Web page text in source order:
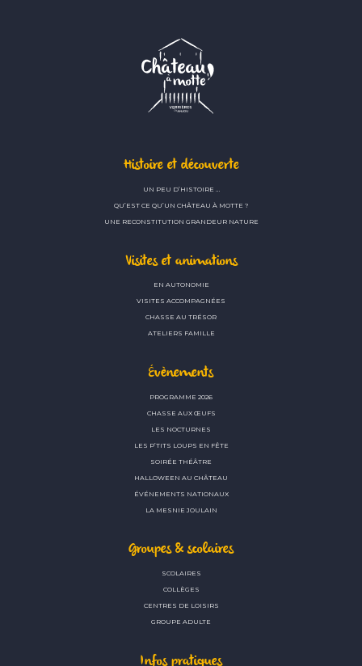
Histoire et découverte
UN PEU D’HISTOIRE …
QU’EST CE QU’UN CHÂTEAU À MOTTE ?
UNE RECONSTITUTION GRANDEUR NATURE
Visites et animations
EN AUTONOMIE
VISITES ACCOMPAGNÉES
CHASSE AU TRÉSOR
ATELIERS FAMILLE
Évènements
PROGRAMME 2026
CHASSE AUX ŒUFS
LES NOCTURNES
LES P’TITS LOUPS EN FÊTE
SOIRÉE THÉÂTRE
HALLOWEEN AU CHÂTEAU
ÉVÉNEMENTS NATIONAUX
LA MESNIE JOULAIN
Groupes & scolaires
SCOLAIRES
COLLÈGES
CENTRES DE LOISIRS
GROUPE ADULTE
Infos pratiques